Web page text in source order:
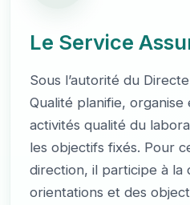
Le Service
Sous l’autorité du
Qualité planifie,
activités qualité du
les objectifs fixés. Pour
direction, il participe à la
orientations et des